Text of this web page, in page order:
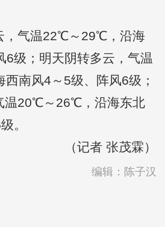
气温22℃～29℃，沿海
6级；明天阴转多云，气温
南风4～5级、阵风6级；
温20℃～26℃，沿海东北
。
（记者 张茂霖）
编辑：陈子汉